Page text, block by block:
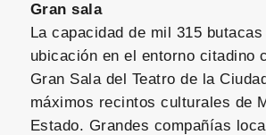
Gran sala
La capacidad de mil 315
ubicación en el entorno citadino
Gran Sala del Teatro de la
máximos recintos culturales de
Estado. Grandes compañías